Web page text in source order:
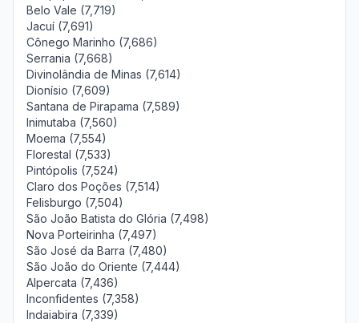
Belo Vale (7,719)
Jacuí (7,691)
Cônego Marinho (7,686)
Serrania (7,668)
Divinolândia de Minas (7,614)
Dionísio (7,609)
Santana de Pirapama (7,589)
Inimutaba (7,560)
Moema (7,554)
Florestal (7,533)
Pintópolis (7,524)
Claro dos Poções (7,514)
Felisburgo (7,504)
São João Batista do Glória (7,498)
Nova Porteirinha (7,497)
São José da Barra (7,480)
São João do Oriente (7,444)
Alpercata (7,436)
Inconfidentes (7,358)
Indaiabira (7,339)